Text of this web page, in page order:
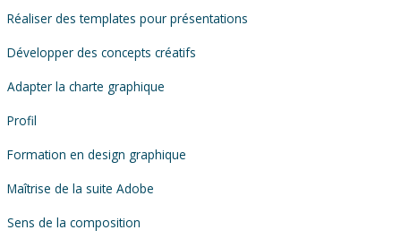
Réaliser des templates pour présentations
Développer des concepts créatifs
Adapter la charte graphique
Profil
Formation en design graphique
Maîtrise de la suite Adobe
Sens de la composition